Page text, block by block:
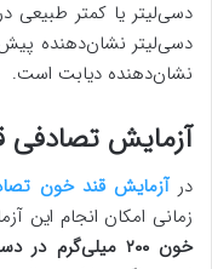
نشان‌دهنده دیابت است.
آزمایش تصادفی
درآزمایش قند خون
زمانی امکان انجام این
خون ۲۰۰ میلی‌گرم در دسی‌لیتر و بالاتر